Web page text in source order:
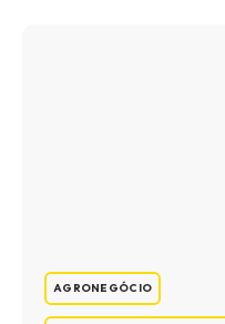
AGRONEGÓCIO